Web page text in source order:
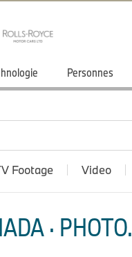
Personnes
Footage Video
· PHOTO.